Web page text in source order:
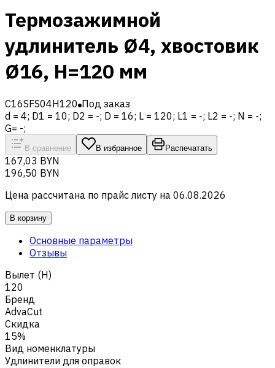
Термозажимной
удлинитель Ø4, хвостовик
Ø16, H=120 мм
C16SFS04H120 Под заказ
d = 4; D1 = 10; D2 = -; D = 16; L = 120; L1 = -; L2 = -; N = -;
G= -;
В сравнение В избранное Распечатать
167,03 BYN
196,50 BYN
Цена рассчитана по прайс листу на 06.08.2026
В корзину
Основные параметры
Отзывы
Вылет (H)
120
Бренд
AdvaCut
Скидка
15%
Вид номенклатуры
Удлинители для оправок